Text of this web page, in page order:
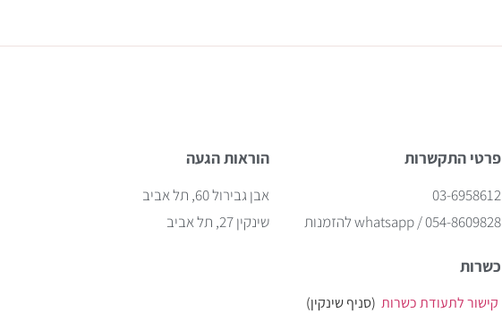
פרטי התקשרות
03-6958612
whatsapp / 054-8609828 להזמנות
כשרות
קישור לתעודת כשרות (סניף שינקין)
הוראות הגעה
אבן גבירול 60, תל אביב
שינקין 27, תל אביב